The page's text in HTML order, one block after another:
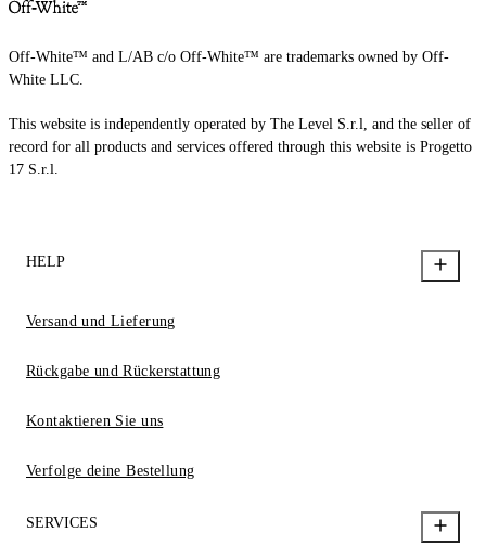
Off-White™ and L/AB c/o Off-White™ are trademarks owned by Off-
White LLC.
This website is independently operated by The Level S.r.l, and the seller of
record for all products and services offered through this website is Progetto
17 S.r.l.
HELP
Versand und Lieferung
Rückgabe und Rückerstattung
Kontaktieren Sie uns
Verfolge deine Bestellung
SERVICES